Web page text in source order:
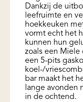
Dankzij de
leefruimte en
hoekkeuken
vormt echt het
kunnen hun
zoals een
een 5-pits
koel-/
bar maakt het
lange avonden
in de ochtend.